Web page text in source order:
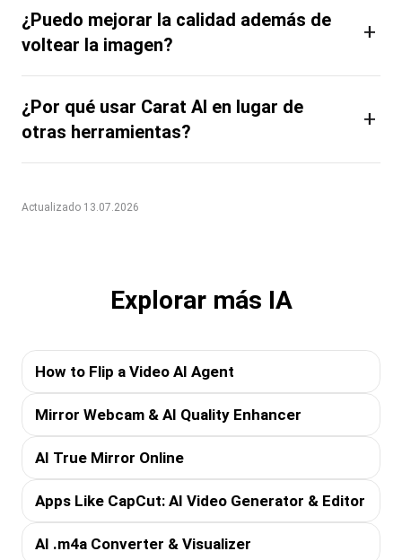
¿Puedo mejorar la calidad además de
voltear la imagen?
+
¿Por qué usar Carat AI en lugar de
otras herramientas?
+
Actualizado 13.07.2026
Explorar más IA
How to Flip a Video AI Agent
Mirror Webcam & AI Quality Enhancer
AI True Mirror Online
Apps Like CapCut: AI Video Generator & Editor
AI .m4a Converter & Visualizer